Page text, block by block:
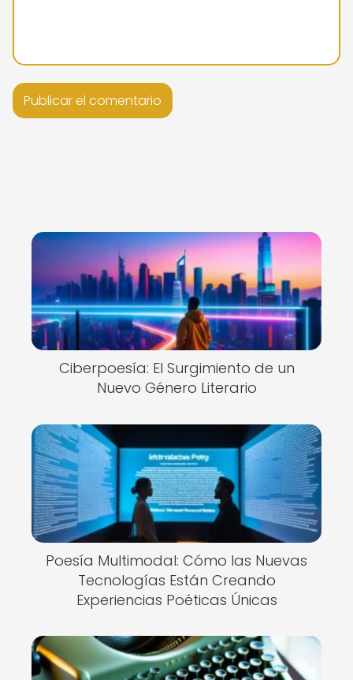
Ciberpoesía: El Surgimiento de un
Nuevo Género Literario
Poesía Multimodal: Cómo las Nuevas
Tecnologías Están Creando
Experiencias Poéticas Únicas